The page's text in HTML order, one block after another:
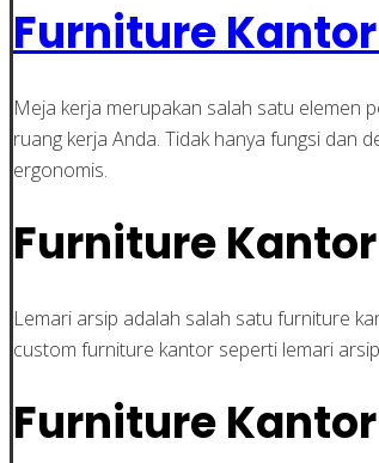
Furniture
Meja kerja merupakan salah satu elemen
ruang kerja Anda. Tidak hanya fungsi dan
ergonomis.
Furniture
Lemari arsip adalah salah satu furniture
custom furniture kantor seperti lemari
Furniture